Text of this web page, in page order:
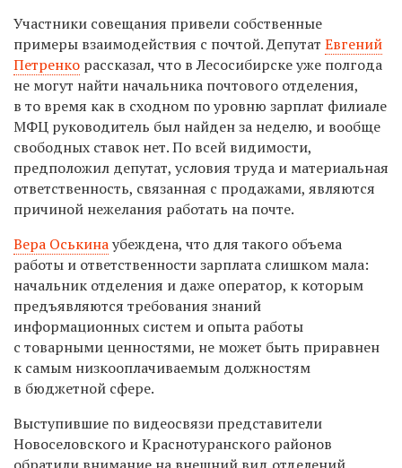
Участники совещания привели собственные
примеры взаимодействия с почтой. Депутат Евгений
Петренко рассказал, что в Лесосибирске уже полгода
не могут найти начальника почтового отделения,
в то время как в сходном по уровню зарплат филиале
МФЦ руководитель был найден за неделю, и вообще
свободных ставок нет. По всей видимости,
предположил депутат, условия труда и материальная
ответственность, связанная с продажами, являются
причиной нежелания работать на почте.
Вера Оськинаубеждена, что для такого объема
работы и ответственности зарплата слишком мала:
начальник отделения и даже оператор, к которым
предъявляются требования знаний
информационных систем и опыта работы
с товарными ценностями, не может быть приравнен
к самым низкооплачиваемым должностям
в бюджетной сфере.
Выступившие по видеосвязи представители
Новоселовского и Краснотуранского районов